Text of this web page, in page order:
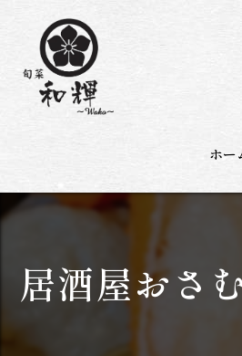
ホー
居酒屋おさ